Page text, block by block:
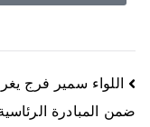
اللواء سمير فرج
ضمن المبادرة الرئاسية ١٠٠ مليون